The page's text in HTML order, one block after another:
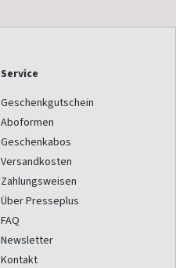
Service
Geschenkgutschein
Aboformen
Geschenkabos
Versandkosten
Zahlungsweisen
Über Presseplus
FAQ
Newsletter
Kontakt